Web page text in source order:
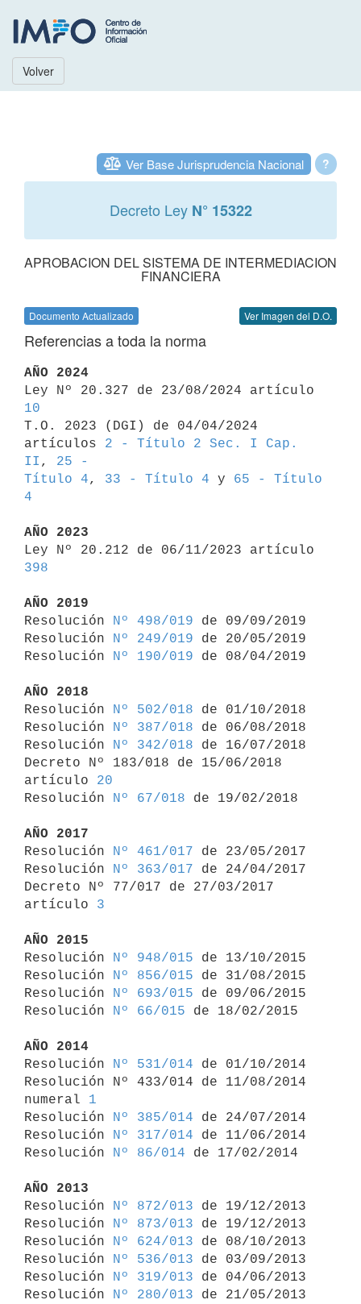
Volver
?
Ver Base Jurisprudencia Nacional
Decreto Ley N° 15322
APROBACION DEL SISTEMA DE INTERMEDIACION
FINANCIERA
Documento Actualizado Ver Imagen del D.O.
Referencias a toda la norma
AÑO 2024
10
T.O. 2023 (DGI) de 04/04/2024
artículos 2 - Título 2 Sec. I Cap.
II , 25 -
Título 4, 33 - Título 4 y 65 - Título
4
AÑO 2023
398
AÑO 2019
Resolución
Nº 498/019 de 09/09/2019
Resolución
Nº 249/019 de 20/05/2019
Resolución
Nº 190/019 de 08/04/2019
AÑO 2018
Resolución
Nº 502/018 de 01/10/2018
Resolución
Nº 387/018 de 06/08/2018
Resolución
Nº 342/018 de 16/07/2018
Decreto Nº 183/018 de 15/06/2018
artículo 20
Resolución
Nº 67/018 de 19/02/2018
AÑO 2017
Resolución
Nº 461/017 de 23/05/2017
Resolución
Nº 363/017 de 24/04/2017
Decreto Nº 77/017 de 27/03/2017
artículo 3
AÑO 2015
Resolución
Nº 948/015 de 13/10/2015
Resolución
Nº 856/015 de 31/08/2015
Resolución
Nº 693/015 de 09/06/2015
Resolución
Nº 66/015 de 18/02/2015
AÑO 2014
Resolución
Nº 531/014 de 01/10/2014
Resolución Nº 433/014 de 11/08/2014
numeral 1
Resolución
Nº 385/014 de 24/07/2014
Resolución
Nº 317/014 de 11/06/2014
Resolución
Nº 86/014 de 17/02/2014
AÑO 2013
Resolución
Nº 872/013 de 19/12/2013
Resolución
Nº 873/013 de 19/12/2013
Resolución
Nº 624/013 de 08/10/2013
Resolución
Nº 536/013 de 03/09/2013
Resolución
Nº 319/013 de 04/06/2013
Resolución
Nº 280/013 de 21/05/2013